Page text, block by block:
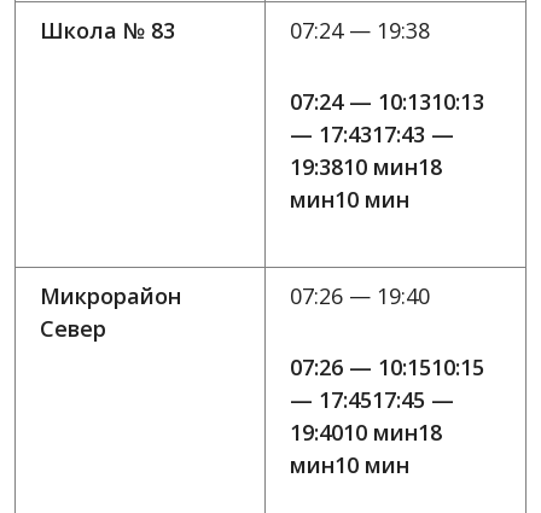
Школа № 83 07:24 — 19:38
07:24 — 10:1310:13
— 17:4317:43 —
19:3810 мин18
мин10 мин
Микрорайон
Север
07:26 — 19:40
07:26 — 10:1510:15
— 17:4517:45 —
19:4010 мин18
мин10 мин